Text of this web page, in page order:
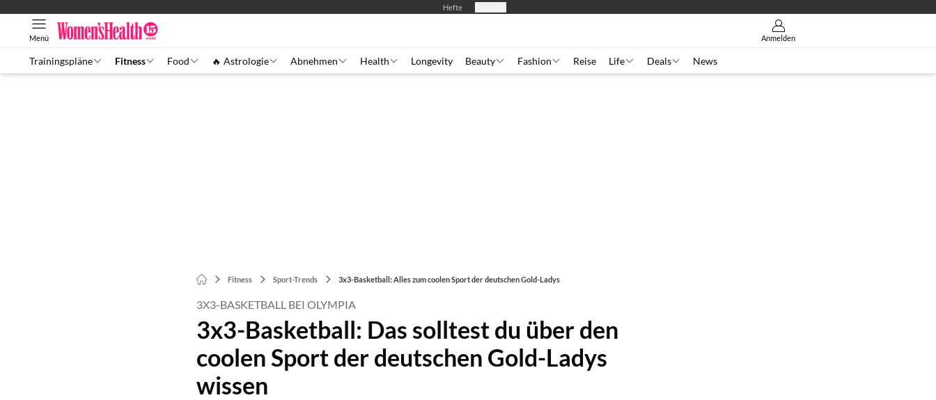
Hefte
Anmelden
Menü
Trainingspläne Fitness Food 🔥 Astrologie Abnehmen Health Longevity Beauty Fashion Reise Life Deals News
Fitness Sport-Trends 3x3-Basketball: Alles zum coolen Sport der deutschen Gold-Ladys
3X3-BASKETBALL BEI OLYMPIA
3x3-Basketball: Das solltest du über den
coolen Sport der deutschen Gold-Ladys
wissen